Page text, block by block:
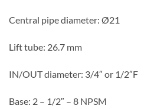
Central pipe diameter: Ø21
Lift tube: 26.7 mm
IN/OUT diameter: 3/4″ or 1/2″F
Base: 2 – 1/2″ – 8 NPSM